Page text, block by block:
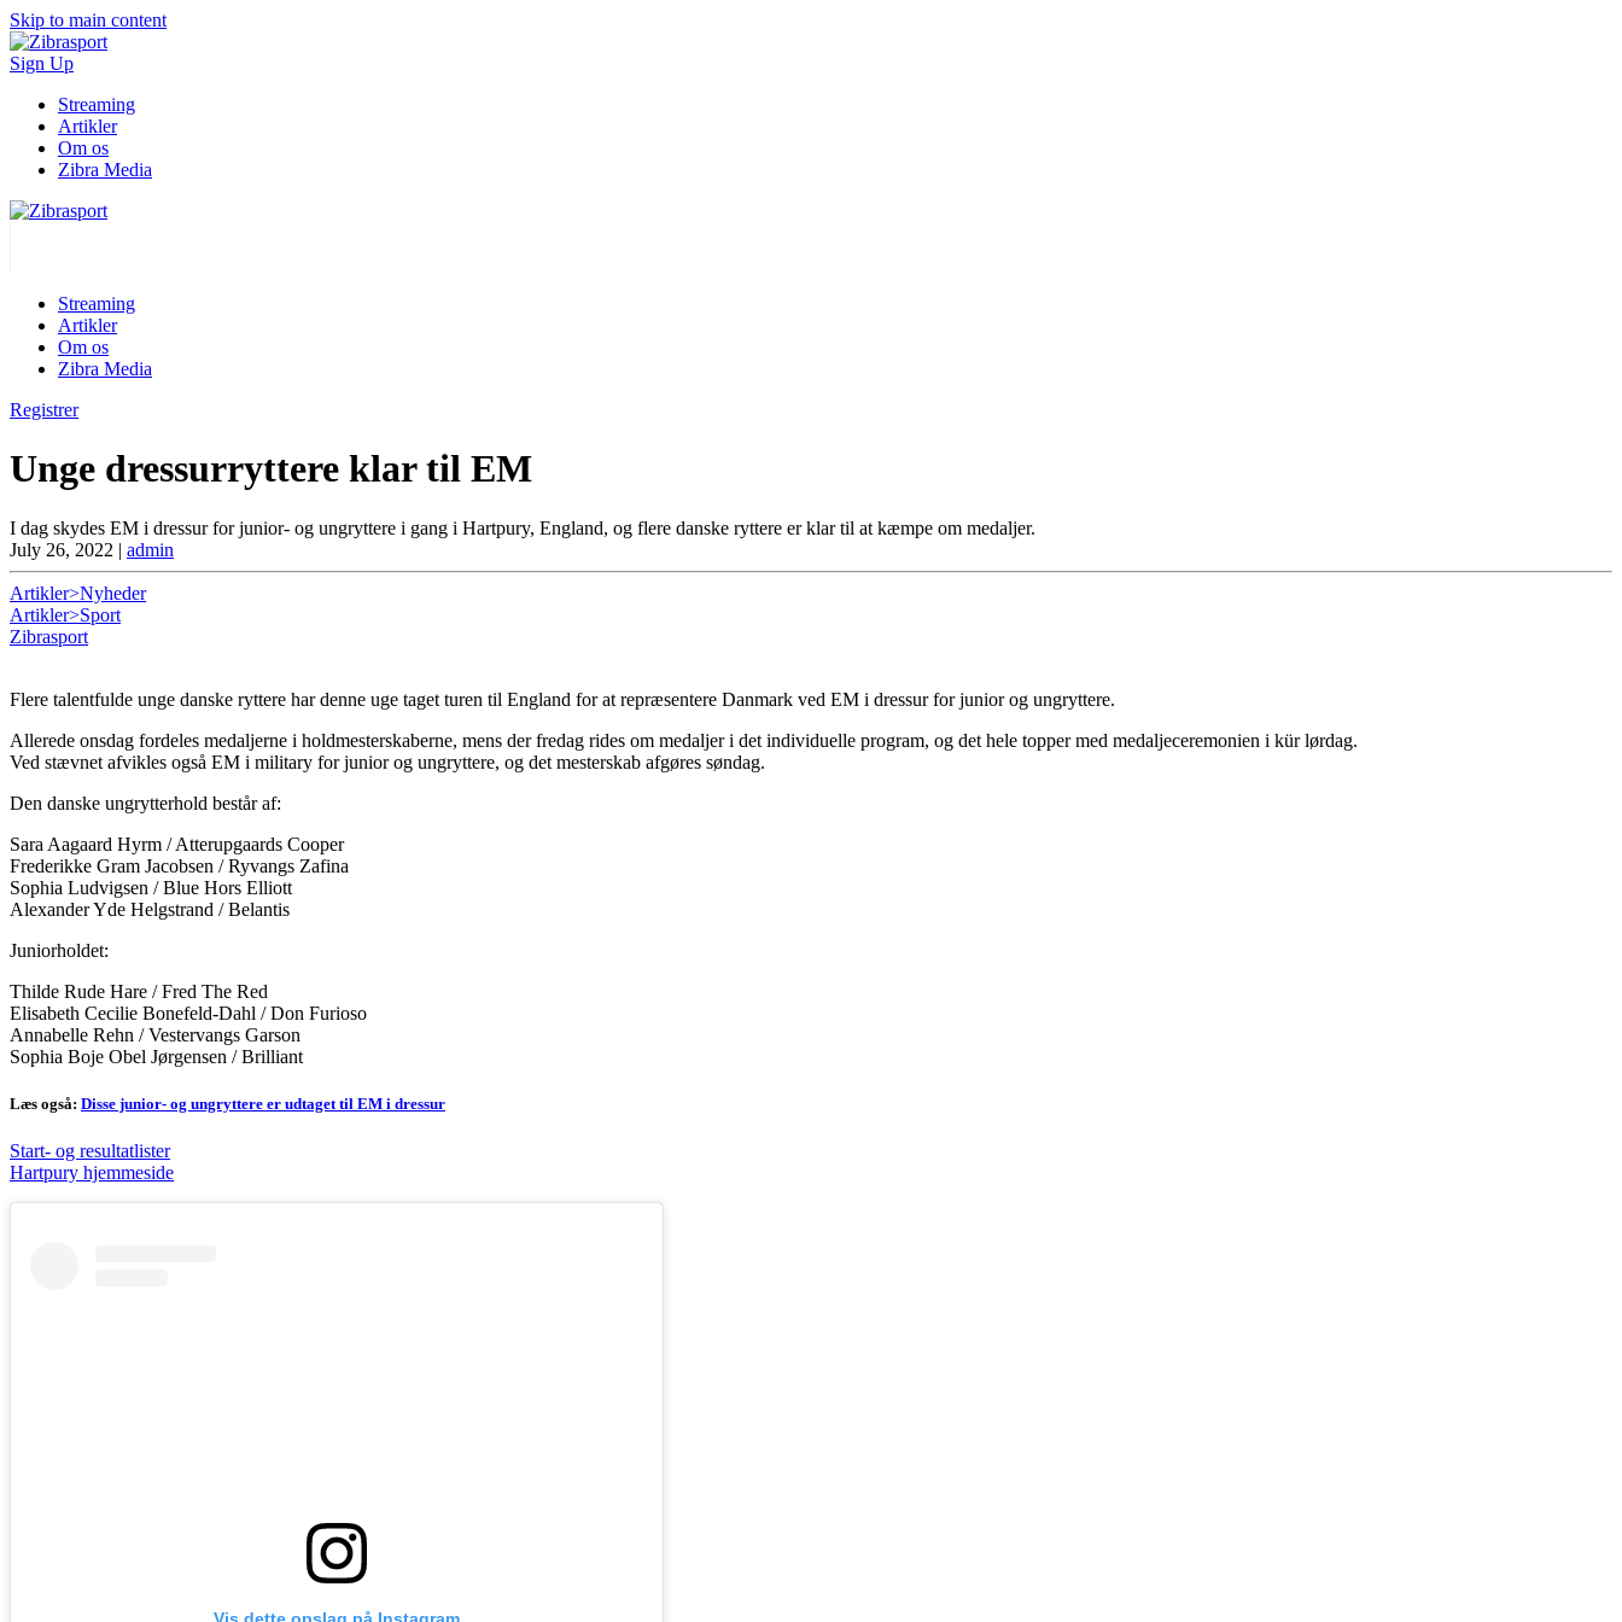
Skip to main content
Sign Up
Streaming
Artikler
Om os
Zibra Media
Streaming
Artikler
Om os
Zibra Media
Registrer
Unge dressurryttere klar til EM
I dag skydes EM i dressur for junior- og ungryttere i gang i Hartpury, England, og flere danske ryttere er klar til at kæmpe om medaljer.
July 26, 2022 | admin
Artikler>Nyheder
Artikler>Sport
Zibrasport
Flere talentfulde unge danske ryttere har denne uge taget turen til England for at repræsentere Danmark ved EM i dressur for junior og ungryttere.
Allerede onsdag fordeles medaljerne i holdmesterskaberne, mens der fredag rides om medaljer i det individuelle program, og det hele topper med medaljeceremonien i kür lørdag.
Ved stævnet afvikles også EM i military for junior og ungryttere, og det mesterskab afgøres søndag.
Den danske ungrytterhold består af:
Sara Aagaard Hyrm / Atterupgaards Cooper
Frederikke Gram Jacobsen / Ryvangs Zafina
Sophia Ludvigsen / Blue Hors Elliott
Alexander Yde Helgstrand / Belantis
Juniorholdet:
Thilde Rude Hare / Fred The Red
Elisabeth Cecilie Bonefeld-Dahl / Don Furioso
Annabelle Rehn / Vestervangs Garson
Sophia Boje Obel Jørgensen / Brilliant
Læs også: Disse junior- og ungryttere er udtaget til EM i dressur
Start- og resultatlister
Hartpury hjemmeside